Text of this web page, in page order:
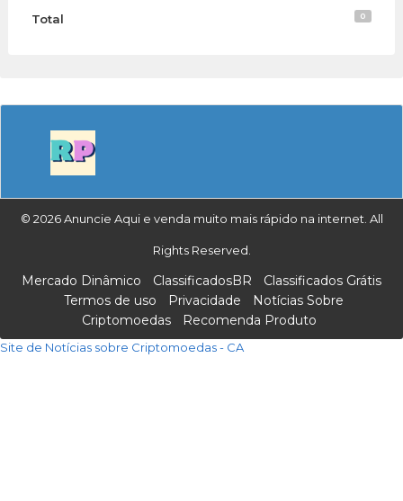
Total 0
© 2026 Anuncie Aqui e venda muito mais rápido na internet. All
Rights Reserved.
Mercado Dinâmico ClassificadosBR
Classificados Grátis
Termos de uso
Privacidade
Notícias Sobre
Criptomoedas
Recomenda Produto
Site de Notícias sobre Criptomoedas - CA